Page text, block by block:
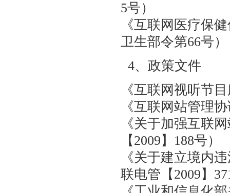
5号）
《互联网医疗
卫生部令第66号）
4、政策文件
《互联网视听节
《互联网站管理
《关于加强互联
【2009】188号）
《关于建立境内
联电管【2009】